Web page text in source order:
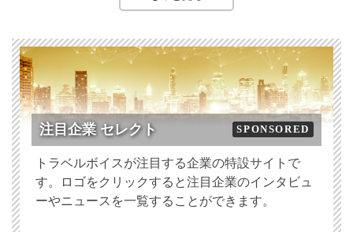
注目企業 セレクト SPONSORED
トラベルボイスが注目する企業の特設サイトで
す。ロゴをクリックすると注目企業のインタビュ
ーやニュースを一覧することができます。